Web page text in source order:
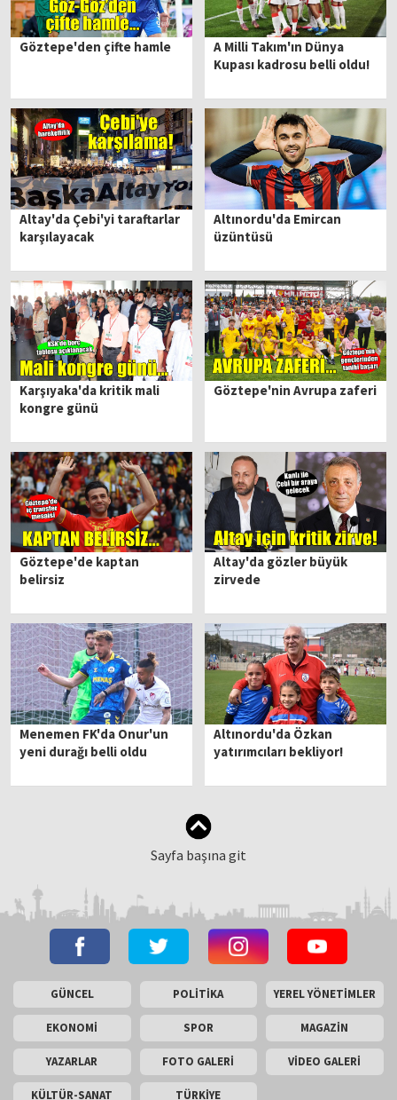
Göztepe'den çifte hamle
A Milli Takım'ın Dünya
Kupası kadrosu belli oldu!
Altay'da Çebi'yi taraftarlar
karşılayacak
Altınordu'da Emircan
üzüntüsü
Karşıyaka'da kritik mali
kongre günü
Göztepe'nin Avrupa zaferi
Göztepe'de kaptan
belirsiz
Altay'da gözler büyük
zirvede
Menemen FK'da Onur'un
yeni durağı belli oldu
Altınordu'da Özkan
yatırımcıları bekliyor!
Sayfa başına git
GÜNCEL POLİTİKA YEREL YÖNETİMLER
EKONOMİ SPOR MAGAZİN
YAZARLAR FOTO GALERİ VİDEO GALERİ
KÜLTÜR-SANAT TÜRKİYE